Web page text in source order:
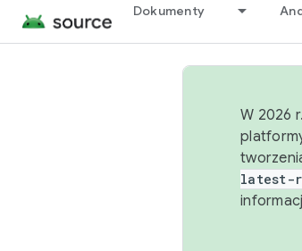
Dokumenty
W 2026
latest-